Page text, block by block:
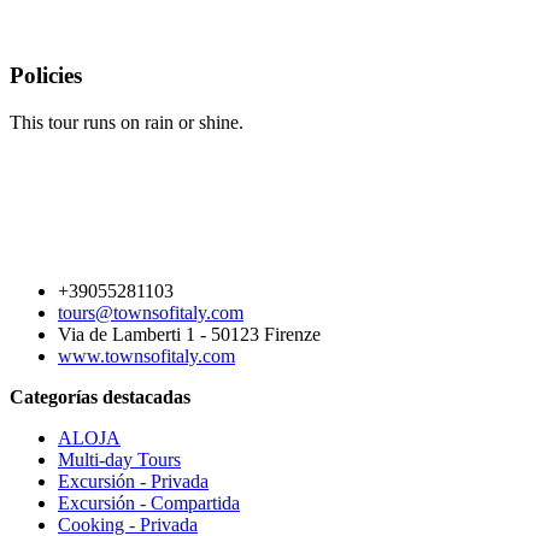
Policies
This tour runs on rain or shine.
+39055281103
tours@townsofitaly.com
Via de Lamberti 1 - 50123 Firenze
www.townsofitaly.com
Categorías destacadas
ALOJA
Multi-day Tours
Excursión - Privada
Excursión - Compartida
Cooking - Privada